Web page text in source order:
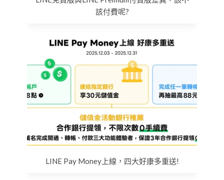
該付費呢?
LINE Pay Money上線，四大好康多重送!